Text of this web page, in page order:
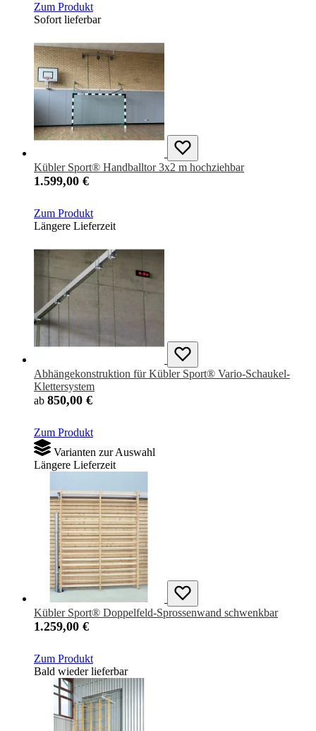
Zum Produkt
Sofort lieferbar
Kübler Sport® Handballtor 3x2 m hochziehbar
1.599,00 €
Zum Produkt
Längere Lieferzeit
Abhängekonstruktion für Kübler Sport® Vario-Schaukel-
Klettersystem
ab 850,00 €
Zum Produkt
Varianten zur Auswahl
Längere Lieferzeit
Kübler Sport® Doppelfeld-Sprossenwand schwenkbar
1.259,00 €
Zum Produkt
Bald wieder lieferbar